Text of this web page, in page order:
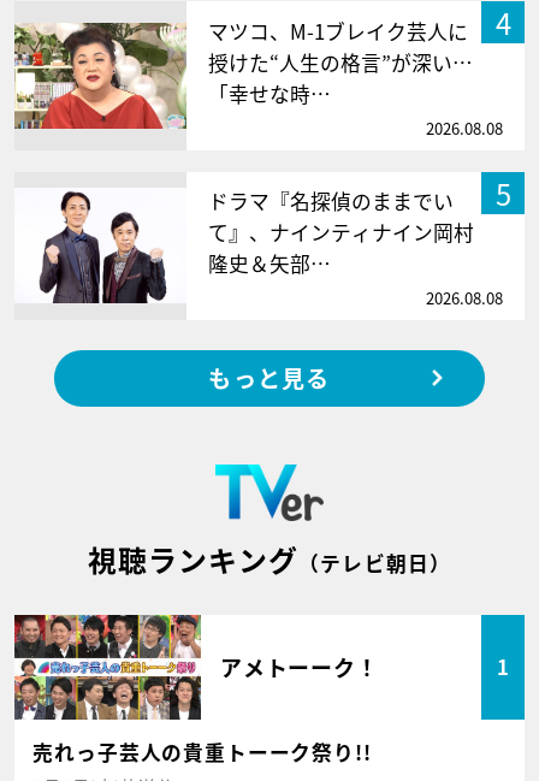
4
マツコ、M-1ブレイク芸人に
授けた“人生の格言”が深い…
「幸せな時…
2026.08.08
5
ドラマ『名探偵のままでい
て』、ナインティナイン岡村
隆史＆矢部…
2026.08.08
もっと見る
視聴ランキング （テレビ朝日）
アメトーーク！ 1
売れっ子芸人の貴重トーーク祭り!!